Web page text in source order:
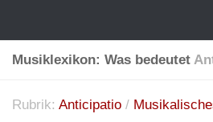
Musiklexikon: Was bedeutet
Rubrik: Anticipatio /